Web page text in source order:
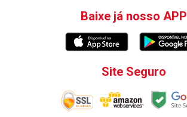
Baixe já nosso APP
Site Seguro